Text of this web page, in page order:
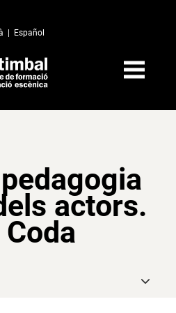
Español
actors.